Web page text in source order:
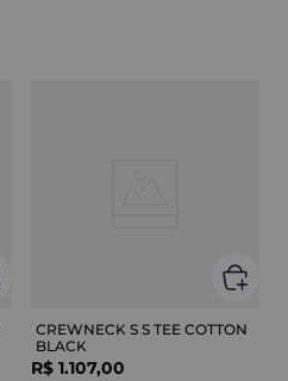
CREWNECK S S TEE COTTON
BLACK
R$ 1.107,00